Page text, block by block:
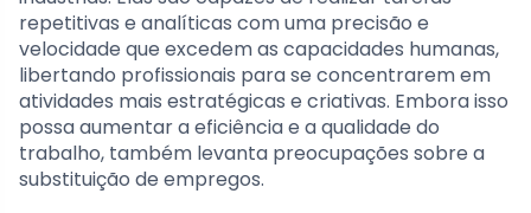
repetitivas e analíticas com uma precisão e
velocidade que excedem as capacidades humanas,
libertando profissionais para se concentrarem em
atividades mais estratégicas e criativas. Embora isso
possa aumentar a eficiência e a qualidade do
trabalho, também levanta preocupações sobre a
substituição de empregos.